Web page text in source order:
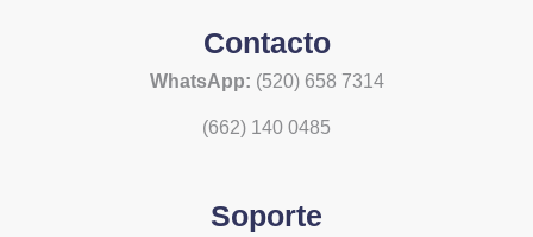
Contacto
WhatsApp: (520) 658 7314
(662) 140 0485
Soporte